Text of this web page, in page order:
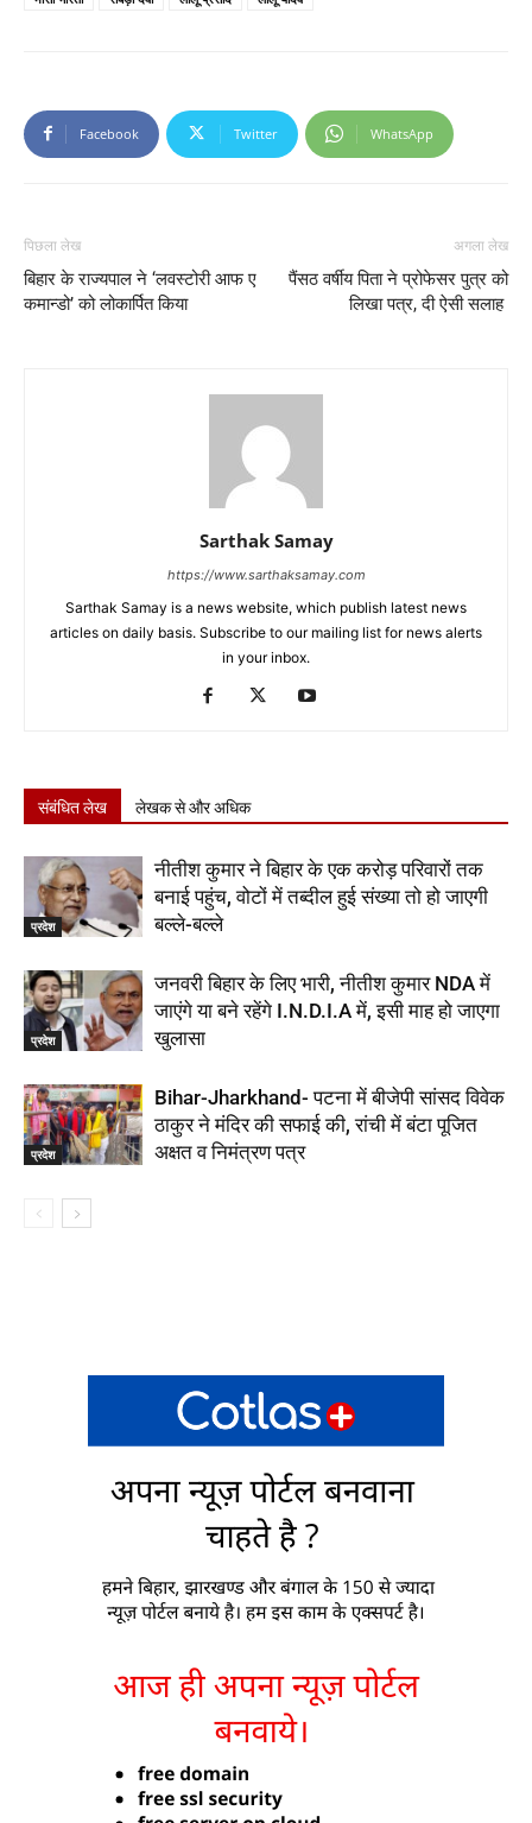
Facebook Twitter WhatsApp
पिछला लेख
बिहार के राज्यपाल ने ‘लवस्टोरी आफ ए
कमान्डो’ को लोकार्पित किया
अगला लेख
पैंसठ वर्षीय पिता ने प्रोफेसर पुत्र को
लिखा पत्र, दी ऐसी सलाह
Sarthak Samay
https://www.sarthaksamay.com
Sarthak Samay is a news website, which publish latest news
articles on daily basis. Subscribe to our mailing list for news alerts
in your inbox.
संबंधित लेख लेखक से और अधिक
प्रदेश
नीतीश कुमार ने बिहार के एक करोड़ परिवारों तक
बनाई पहुंच, वोटों में तब्दील हुई संख्या तो हो जाएगी
बल्ले-बल्ले
प्रदेश
जनवरी बिहार के लिए भारी, नीतीश कुमार NDA में
जाएंगे या बने रहेंगे I.N.D.I.A में, इसी माह हो जाएगा
खुलासा
प्रदेश
Bihar-Jharkhand- पटना में बीजेपी सांसद विवेक
ठाकुर ने मंदिर की सफाई की, रांची में बंटा पूजित
अक्षत व निमंत्रण पत्र